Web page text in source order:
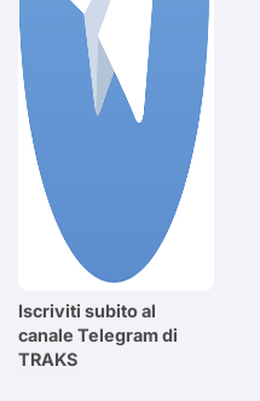
Iscriviti subito al
canale Telegram di
TRAKS